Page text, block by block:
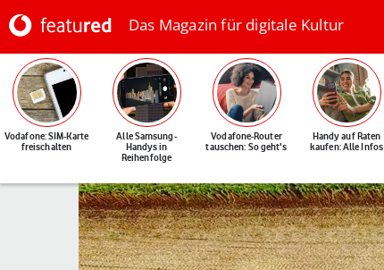
Das Magazin für digitale Kultur
Vodafone: SIM-Karte
freischalten
Alle Samsung-
Handys in
Reihenfolge
Vodafone-Router
tauschen: So geht's
Handy auf Raten
kaufen: Alle Infos